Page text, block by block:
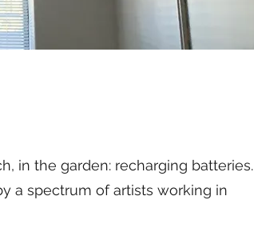
in the garden: recharging batteries.
a spectrum of artists working in